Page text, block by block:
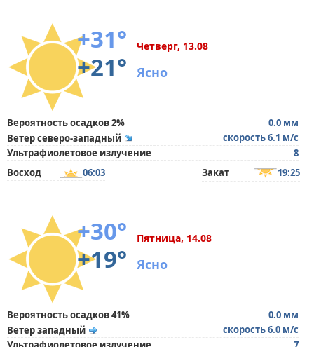
+31°
+21°
Четверг, 13.08
Ясно
Вероятность осадков 2%
0.0 мм
Ветер северо-западный
скорость 6.1 м/с
Ультрафиолетовое излучение
8
Восход
06:03 Закат 19:25
+30°
+19°
Пятница, 14.08
Ясно
Вероятность осадков 41%
0.0 мм
Ветер западный
скорость 6.0 м/с